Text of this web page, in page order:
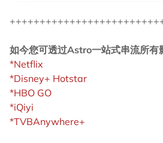
如今您可透过Astro一站式串流所有
*Netflix
*Disney+ Hotstar
*HBO GO
*iQiyi
*TVBAnywhere+